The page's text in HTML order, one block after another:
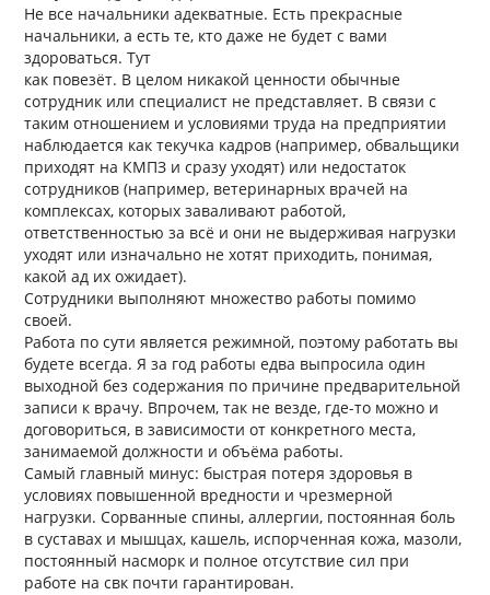
Не все начальники адекватные. Есть прекрасные
начальники, а есть те, кто даже не будет с вами
здороваться. Тут
как повезёт. В целом никакой ценности обычные
сотрудник или специалист не представляет. В связи с
таким отношением и условиями труда на предприятии
наблюдается как текучка кадров (например, обвальщики
приходят на КМПЗ и сразу уходят) или недостаток
сотрудников (например, ветеринарных врачей на
комплексах, которых заваливают работой,
ответственностью за всё и они не выдерживая нагрузки
уходят или изначально не хотят приходить, понимая,
какой ад их ожидает).
Сотрудники выполняют множество работы помимо
своей.
Работа по сути является режимной, поэтому работать вы
будете всегда. Я за год работы едва выпросила один
выходной без содержания по причине предварительной
записи к врачу. Впрочем, так не везде, где-то можно и
договориться, в зависимости от конкретного места,
занимаемой должности и объёма работы.
Самый главный минус: быстрая потеря здоровья в
условиях повышенной вредности и чрезмерной
нагрузки. Сорванные спины, аллергии, постоянная боль
в суставах и мышцах, кашель, испорченная кожа, мазоли,
постоянный насморк и полное отсутствие сил при
работе на свк почти гарантирован.